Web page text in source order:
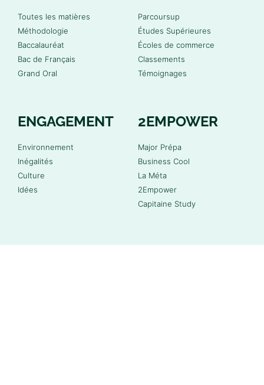
Toutes les matières
Méthodologie
Baccalauréat
Bac de Français
Grand Oral
Parcoursup
Études Supérieures
Écoles de commerce
Classements
Témoignages
ENGAGEMENT
Environnement
Inégalités
Culture
Idées
2EMPOWER
Major Prépa
Business Cool
La Méta
2Empower
Capitaine Study